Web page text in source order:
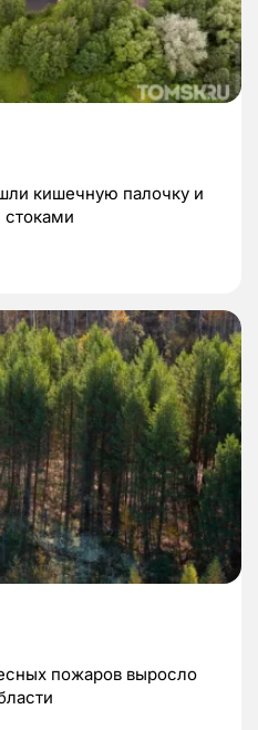
кишечную палочку и
стоками
пожаров выросло